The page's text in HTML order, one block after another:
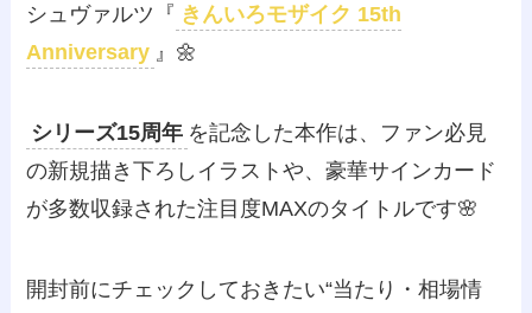
シュヴァルツ『 きんいろモザイク 15th
Anniversary 』🌼
シリーズ15周年 を記念した本作は、ファン必見
の新規描き下ろしイラストや、豪華サインカード
が多数収録された注目度MAXのタイトルです🌸
開封前にチェックしておきたい“当たり・相場情